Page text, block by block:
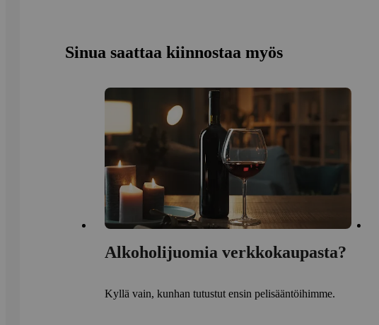
Sinua saattaa kiinnostaa myös
Alkoholijuomia verkkokaupasta?
Kyllä vain, kunhan tutustut ensin pelisääntöihimme.